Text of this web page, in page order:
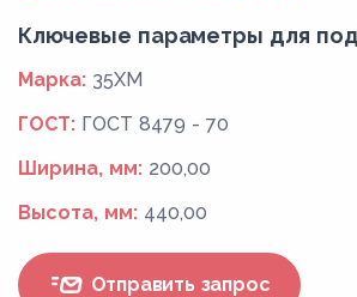
Ключевые параметры для
Марка: 35ХМ
ГОСТ: ГОСТ 8479 - 70
Ширина, мм: 200,00
Высота, мм: 440,00
Отправить запрос